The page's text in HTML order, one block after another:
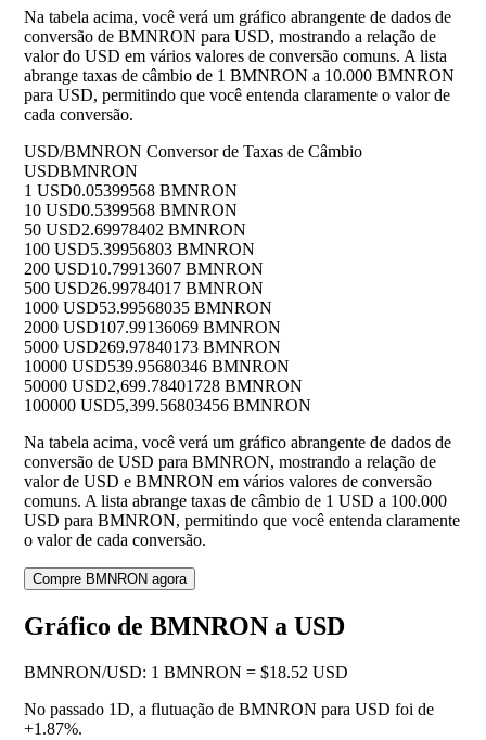
Na tabela acima, você verá um gráfico abrangente de dados de
conversão de BMNRON para USD, mostrando a relação de
valor do USD em vários valores de conversão comuns. A lista
abrange taxas de câmbio de 1 BMNRON a 10.000 BMNRON
para USD, permitindo que você entenda claramente o valor de
cada conversão.
USD/BMNRON Conversor de Taxas de Câmbio
USDBMNRON
1 USD0.05399568 BMNRON
10 USD0.5399568 BMNRON
50 USD2.69978402 BMNRON
100 USD5.39956803 BMNRON
200 USD10.79913607 BMNRON
500 USD26.99784017 BMNRON
1000 USD53.99568035 BMNRON
2000 USD107.99136069 BMNRON
5000 USD269.97840173 BMNRON
10000 USD539.95680346 BMNRON
50000 USD2,699.78401728 BMNRON
100000 USD5,399.56803456 BMNRON
Na tabela acima, você verá um gráfico abrangente de dados de
conversão de USD para BMNRON, mostrando a relação de
valor de USD e BMNRON em vários valores de conversão
comuns. A lista abrange taxas de câmbio de 1 USD a 100.000
USD para BMNRON, permitindo que você entenda claramente
o valor de cada conversão.
Compre BMNRON agora
Gráfico de BMNRON a USD
BMNRON/USD: 1 BMNRON = $18.52 USD
No passado 1D, a flutuação de BMNRON para USD foi de
+1.87%.